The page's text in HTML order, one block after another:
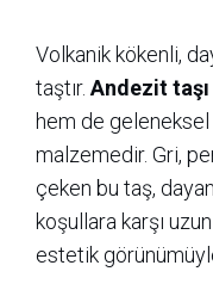
Volkanik kökenli,
taştır. Andezit
hem de geleneksel
malzemedir. Gri,
çeken bu taş,
koşullara karşı
estetik